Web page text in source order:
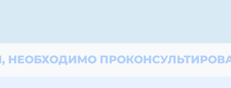
НЕОБХОДИМО